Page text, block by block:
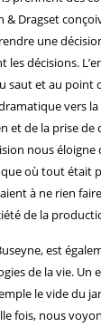
& Dragset
une
décisions.
saut et au point
vers
et de la prise de
nous éloigne
où tout était
à ne rien
de la
est
de la vie. Un
le vide du
fois, nous